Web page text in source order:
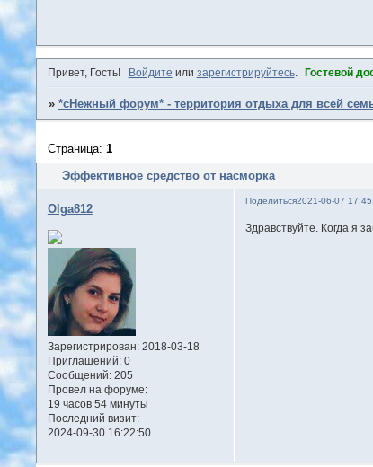
Привет, Гость! Войдите или зарегистрируйтесь. Гостевой
» *сНежный форум* - территория отдыха для всей
Эффективное средство от насморка
Страница: 1
Поделиться2021-06-07
Olga812
Зарегистрирован: 2018-03-18
Приглашений:0
Сообщений:205
Провел на форуме:
19 часов 54 минуты
Последний визит:
2024-09-30 16:22:50
Здравствуйте. Когда я